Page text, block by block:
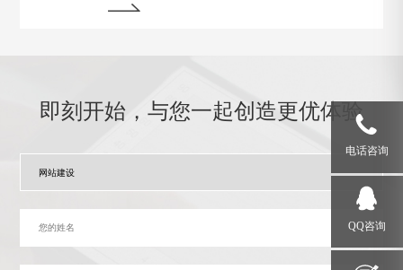
绍一些运行状态监测与故障排除的技巧，帮助网站管理
即刻开始，与您一起创造更优体验
电话咨询
QQ咨询